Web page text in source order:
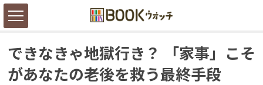
できなきゃ地獄行き？ 「家事」こそ
があなたの老後を救う最終手段